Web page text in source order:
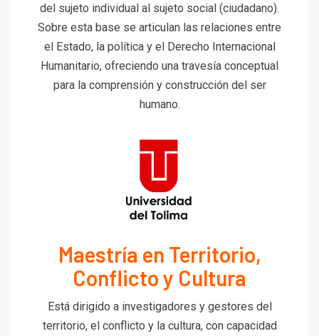
del sujeto individual al sujeto social (ciudadano).
Sobre esta base se articulan las relaciones entre
el Estado, la política y el Derecho Internacional
Humanitario, ofreciendo una travesía conceptual
para la comprensión y construcción del ser
humano.
Maestría en Territorio,
Conflicto y Cultura
Está dirigido a investigadores y gestores del
territorio, el conflicto y la cultura, con capacidad